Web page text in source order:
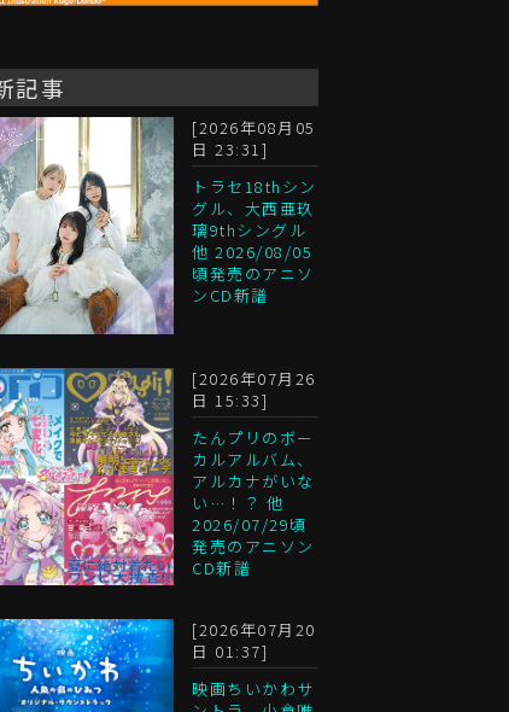
記事
[2026年08月05
日 23:31]
トラセ18thシン
グル、大西亜玖
璃9thシングル
他 2026/08/05
頃発売のアニソ
ンCD新譜
[2026年07月26
日 15:33]
たんプリのボー
カルアルバム、
アルカナがいな
い…！？ 他
2026/07/29頃
発売のアニソン
CD新譜
[2026年07月20
日 01:37]
映画ちいかわサ